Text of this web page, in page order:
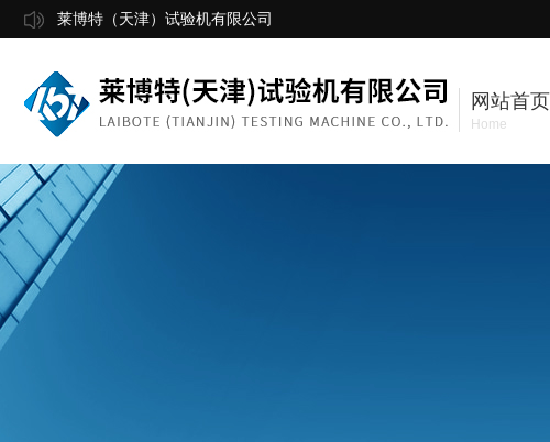
莱博特（天津）试验机有限公司
网站首页
Home